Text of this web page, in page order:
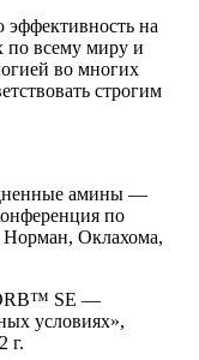
эффективность на
по всему миру и
во многих
строгим
амины —
по
Норман, Оклахома,
SE —
условиях»,
г.